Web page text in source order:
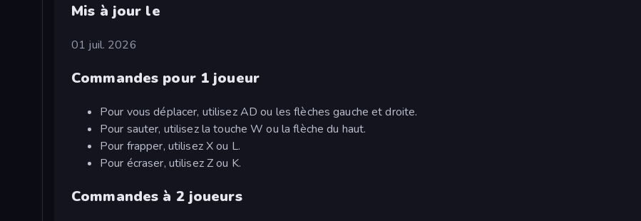
Mis à jour le
01 juil. 2026
Commandes pour 1 joueur
Pour vous déplacer, utilisez AD ou les flèches gauche et droite.
Pour sauter, utilisez la touche W ou la flèche du haut.
Pour frapper, utilisez X ou L.
Pour écraser, utilisez Z ou K.
Commandes à 2 joueurs